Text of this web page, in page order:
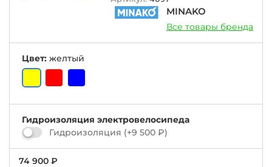
MINAKO
Все товары бренда
Цвет: желтый
Гидроизоляция электровелосипеда
Гидроизоляция (+9 500 ₽)
74 900 ₽